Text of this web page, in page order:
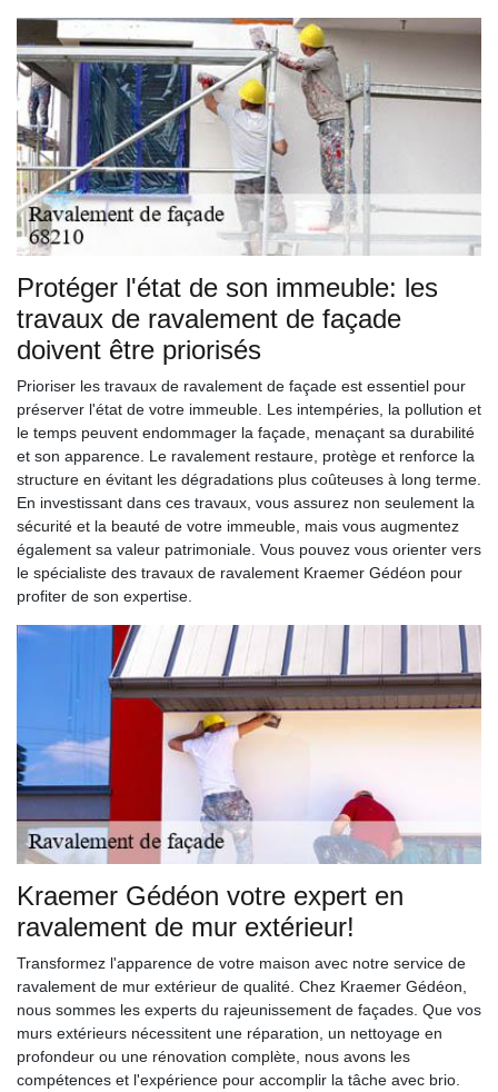
Protéger l'état de son immeuble: les
travaux de ravalement de façade
doivent être priorisés
Prioriser les travaux de ravalement de façade est essentiel pour
préserver l'état de votre immeuble. Les intempéries, la pollution et
le temps peuvent endommager la façade, menaçant sa durabilité
et son apparence. Le ravalement restaure, protège et renforce la
structure en évitant les dégradations plus coûteuses à long terme.
En investissant dans ces travaux, vous assurez non seulement la
sécurité et la beauté de votre immeuble, mais vous augmentez
également sa valeur patrimoniale. Vous pouvez vous orienter vers
le spécialiste des travaux de ravalement Kraemer Gédéon pour
profiter de son expertise.
Kraemer Gédéon votre expert en
ravalement de mur extérieur!
Transformez l'apparence de votre maison avec notre service de
ravalement de mur extérieur de qualité. Chez Kraemer Gédéon,
nous sommes les experts du rajeunissement de façades. Que vos
murs extérieurs nécessitent une réparation, un nettoyage en
profondeur ou une rénovation complète, nous avons les
compétences et l'expérience pour accomplir la tâche avec brio.